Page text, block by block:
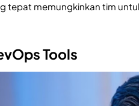
tepat memungkinkan tim
Tools